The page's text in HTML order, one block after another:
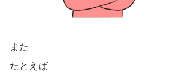
また
たとえば